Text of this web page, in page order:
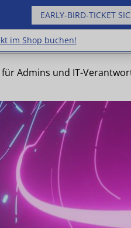
EARLY-BIRD-TICKET
im Shop buchen!
Direkt im Shop
Admins und IT-